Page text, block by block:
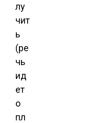
лу
чит
ь
(ре
чь
ид
ет
о
пл